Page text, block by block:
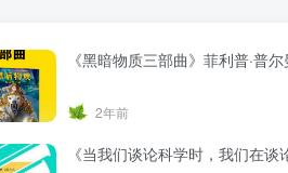
《黑暗物质三部曲》菲利普·普尔
2年前
《当我们谈论科学时，我们在谈